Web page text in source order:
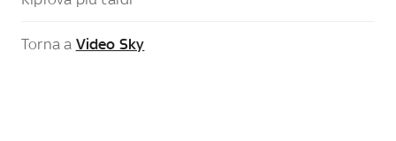
Torna a Video Sky